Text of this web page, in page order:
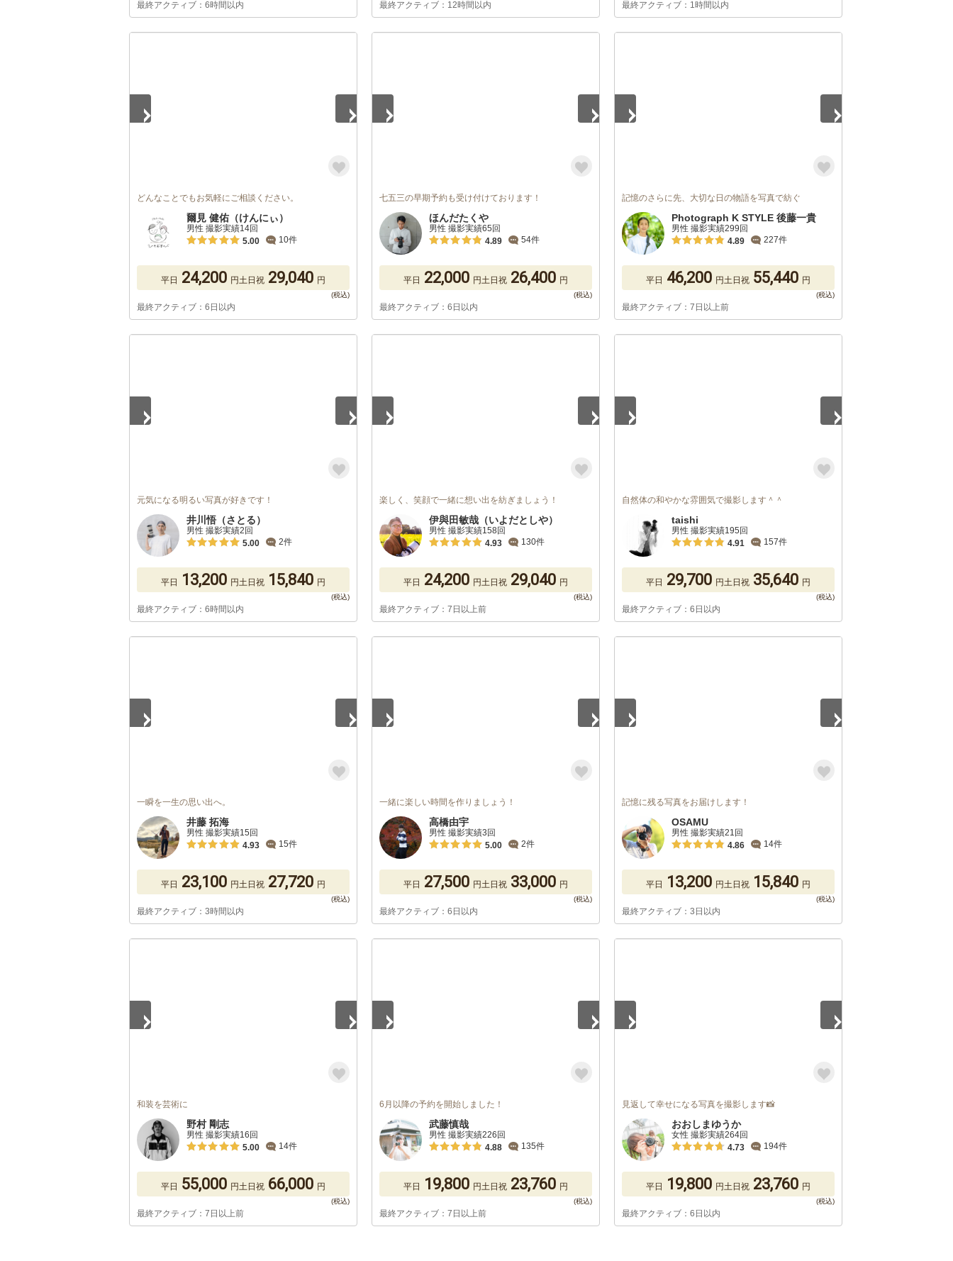
最終アクティブ：6時間以内 最終アクティブ：12時間以内 最終アクティブ：1時間以内
どんなことでもお気軽にご相談ください。
爾見 健佑（けんにぃ）
男性 撮影実績14回
5.00
10件
平日 24,200 円土日祝 29,040 円
最終アクティブ：6日以内
七五三の早期予約も受け付けております！
ほんだたくや
男性 撮影実績65回
4.89
54件
平日 22,000 円土日祝 26,400 円
最終アクティブ：6日以内
記憶のさらに先、大切な日の物語を写真で紡ぐ
Photograph K STYLE 後藤一貴
男性 撮影実績299回
4.89
227件
平日 46,200 円土日祝 55,440 円
最終アクティブ：7日以上前
元気になる明るい写真が好きです！
井川悟（さとる）
男性 撮影実績2回
5.00
2件
平日 13,200 円土日祝 15,840 円
最終アクティブ：6時間以内
楽しく、笑顔で一緒に想い出を紡ぎましょう！
伊與田敏哉（いよだとしや）
男性 撮影実績158回
4.93
130件
平日 24,200 円土日祝 29,040 円
最終アクティブ：7日以上前
自然体の和やかな雰囲気で撮影します＾＾
taishi
男性 撮影実績195回
4.91
157件
平日 29,700 円土日祝 35,640 円
最終アクティブ：6日以内
一瞬を一生の思い出へ。
井藤 拓海
男性 撮影実績15回
4.93
15件
平日 23,100 円土日祝 27,720 円
最終アクティブ：3時間以内
一緒に楽しい時間を作りましょう！
高橋由宇
男性 撮影実績3回
5.00
2件
平日 27,500 円土日祝 33,000 円
最終アクティブ：6日以内
記憶に残る写真をお届けします！
OSAMU
男性 撮影実績21回
4.86
14件
平日 13,200 円土日祝 15,840 円
最終アクティブ：3日以内
和装を芸術に
野村 剛志
男性 撮影実績16回
5.00
14件
平日 55,000 円土日祝 66,000 円
最終アクティブ：7日以上前
6月以降の予約を開始しました！
武藤慎哉
男性 撮影実績226回
4.88
135件
平日 19,800 円土日祝 23,760 円
最終アクティブ：7日以上前
見返して幸せになる写真を撮影します📸
おおしまゆうか
女性 撮影実績264回
4.73
194件
平日 19,800 円土日祝 23,760 円
最終アクティブ：6日以内